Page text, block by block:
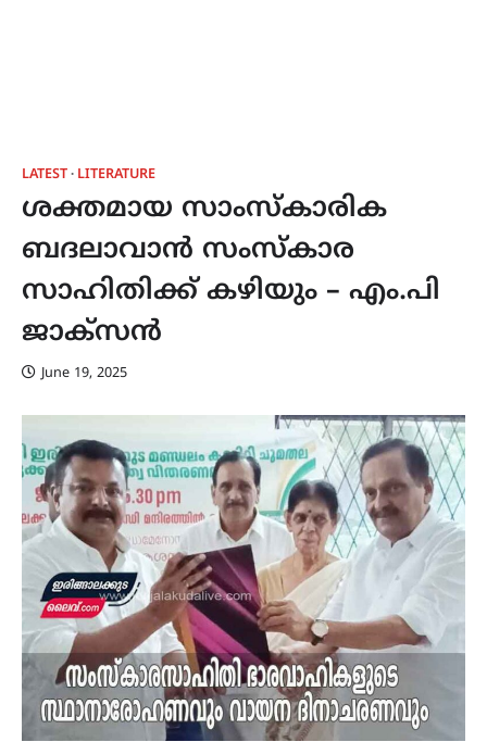
LATEST LITERATURE
ശക്തമായ സാംസ്കാരിക
ബദലാവാൻ സംസ്കാര
സാഹിതിക്ക് കഴിയും – എം.പി
ജാക്സൻ
June 19, 2025